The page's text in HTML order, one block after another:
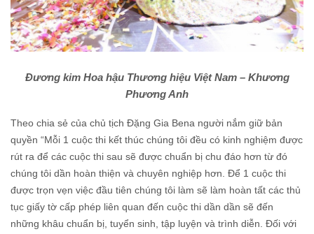
Đương kim Hoa hậu Thương hiệu Việt Nam – Khương
Phương Anh
Theo chia sẻ của chủ tịch Đặng Gia Bena người nắm giữ bản
quyền “Mỗi 1 cuộc thi kết thúc chúng tôi đều có kinh nghiệm được
rút ra để các cuộc thi sau sẽ được chuẩn bị chu đáo hơn từ đó
chúng tôi dần hoàn thiện và chuyên nghiệp hơn. Để 1 cuộc thi
được trọn vẹn việc đầu tiên chúng tôi làm sẽ làm hoàn tất các thủ
tục giấy tờ cấp phép liên quan đến cuộc thi dần dần sẽ đến
những khâu chuẩn bị, tuyển sinh, tập luyện và trình diễn. Đối với